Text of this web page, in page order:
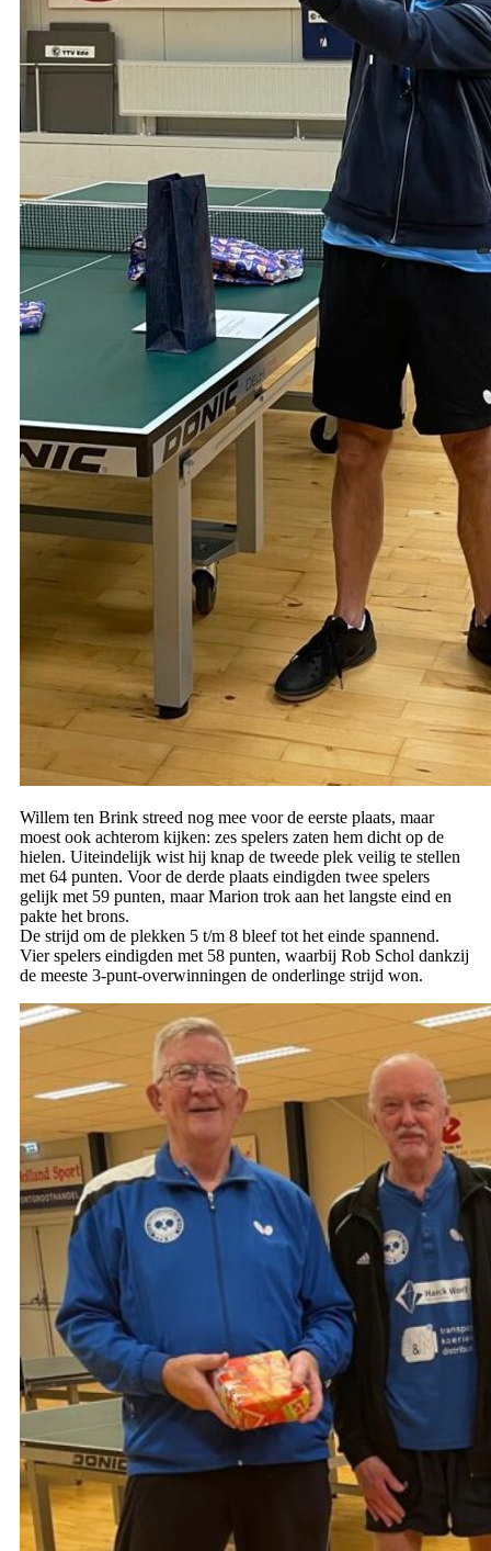
Willem ten Brink streed nog mee voor de eerste plaats, maar
moest ook achterom kijken: zes spelers zaten hem dicht op de
hielen. Uiteindelijk wist hij knap de tweede plek veilig te stellen
met 64 punten. Voor de derde plaats eindigden twee spelers
gelijk met 59 punten, maar Marion trok aan het langste eind en
pakte het brons.
De strijd om de plekken 5 t/m 8 bleef tot het einde spannend.
Vier spelers eindigden met 58 punten, waarbij Rob Schol dankzij
de meeste 3-punt-overwinningen de onderlinge strijd won.